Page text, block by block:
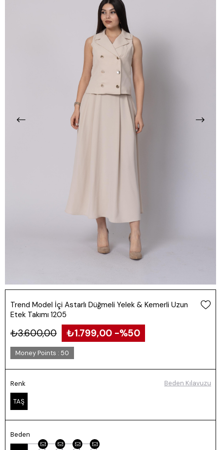
Trend Model İçi Astarlı Düğmeli Yelek & Kemerli Uzun
Etek Takımı 1205
₺3.600,00 ₺1.799,00 50
Money Points : 50
Renk
TAŞ
Beden
Beden Kılavuzu